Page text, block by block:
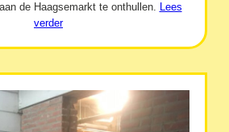
de Haagsemarkt te onthullen. Lees
verder